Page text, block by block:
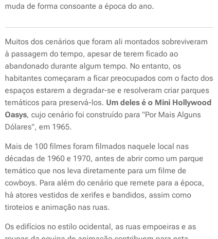
muda de forma consoante a época do ano.
Muitos dos cenários que foram ali montados sobreviveram
à passagem do tempo, apesar de terem ficado ao
abandonado durante algum tempo. No entanto, os
habitantes começaram a ficar preocupados com o facto dos
espaços estarem a degradar-se e resolveram criar parques
temáticos para preservá-los. Um deles é o Mini Hollywood
Oasys, cujo cenário foi construído para "Por Mais Alguns
Dólares", em 1965.
Mais de 100 filmes foram filmados naquele local nas
décadas de 1960 e 1970, antes de abrir como um parque
temático que nos leva diretamente para um filme de
cowboys. Para além do cenário que remete para a época,
há atores vestidos de xerifes e bandidos, assim como
tiroteios e animação nas ruas.
Os edifícios no estilo ocidental, as ruas empoeiras e as